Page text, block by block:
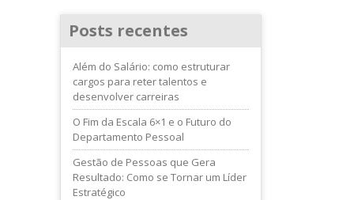
Posts recentes
Além do Salário: como estruturar
cargos para reter talentos e
desenvolver carreiras
O Fim da Escala 6×1 e o Futuro do
Departamento Pessoal
Gestão de Pessoas que Gera
Resultado: Como se Tornar um Líder
Estratégico